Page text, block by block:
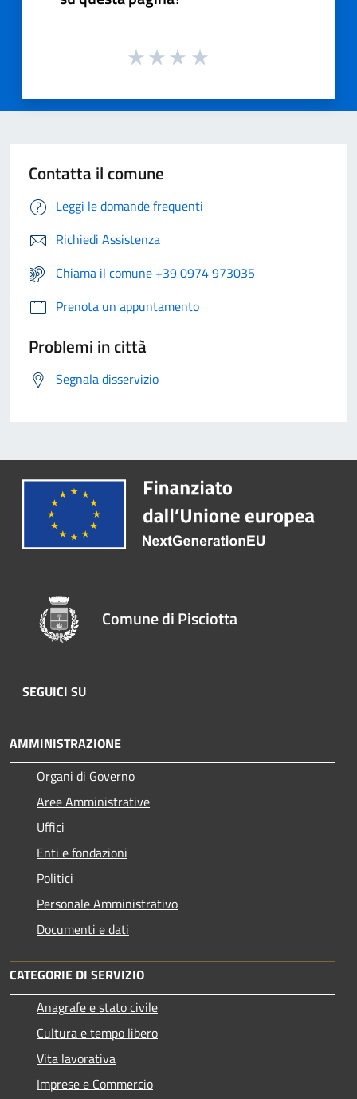
Contatta il comune
Leggi le domande frequenti
Richiedi Assistenza
Chiama il comune +39 0974 973035
Prenota un appuntamento
Problemi in città
Segnala disservizio
Comune di Pisciotta
SEGUICI SU
AMMINISTRAZIONE
Organi di Governo
Aree Amministrative
Uffici
Enti e fondazioni
Politici
Personale Amministrativo
Documenti e dati
CATEGORIE DI SERVIZIO
Anagrafe e stato civile
Cultura e tempo libero
Vita lavorativa
Imprese e Commercio